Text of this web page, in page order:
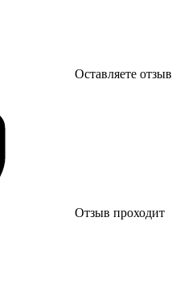
Оставляете отзыв
Отзыв проходит